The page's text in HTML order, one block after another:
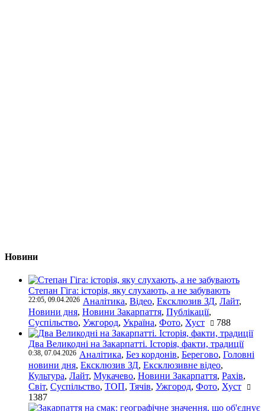
Новини
Степан Гіга: історія, яку слухають, а не забувають
22:05, 09.04.2026 Аналітика, Відео, Ексклюзив ЗД, Лайт,
Новини дня, Новини Закарпаття, Публікації,
Суспільство, Ужгород, Україна, Фото, Хуст 788
Два Великодні на Закарпатті. Історія, факти, традиції
0:38, 07.04.2026 Аналітика, Без кордонів, Берегово, Головні
новини дня, Ексклюзив ЗД, Ексклюзивне відео,
Культура, Лайт, Мукачево, Новини Закарпаття, Рахів,
Світ, Суспільство, ТОП, Тячів, Ужгород, Фото, Хуст
1387